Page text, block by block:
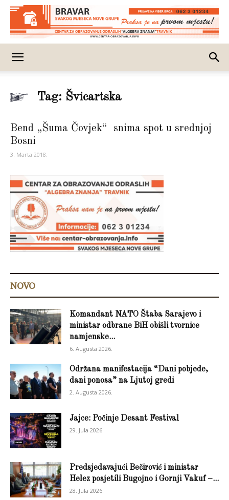
Tag: Švicartska
Bend „Šuma Čovjek“ snima spot u srednjoj
Bosni
3. Marta 2018.
NOVO
Komandant NATO Štaba Sarajevo i
ministar odbrane BiH obišli tvornice
namjenske...
6. Augusta 2026.
Održana manifestacija “Dani pobjede,
dani ponosa” na Ljutoj gredi
2. Augusta 2026.
Jajce: Počinje Desant Festival
29. Jula 2026.
Predsjedavajući Bečirović i ministar
Helez posjetili Bugojno i Gornji Vakuf –...
28. Jula 2026.